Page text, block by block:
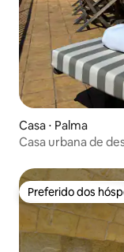
Casa ⋅ Palma
Casa urbana de
Preferido dos
Preferido dos